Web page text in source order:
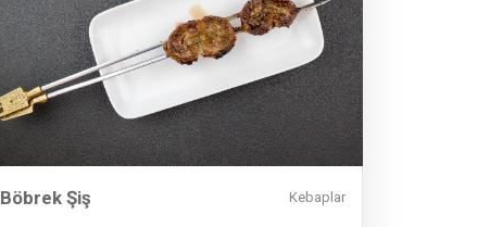
Böbrek Şiş Kebaplar